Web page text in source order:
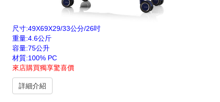
尺寸:49X69X29/33公分/26吋
重量:4.6公斤
容量:75公升
材質:100% PC
來店購買獨享驚喜價
詳細介紹